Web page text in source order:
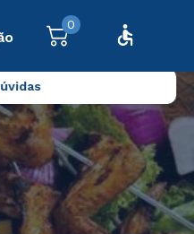
0